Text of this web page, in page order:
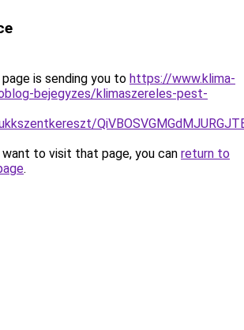
is sending you to https://www.klima-
bejegyzes/klimaszereles-pest-
to visit that page, you can return to
.